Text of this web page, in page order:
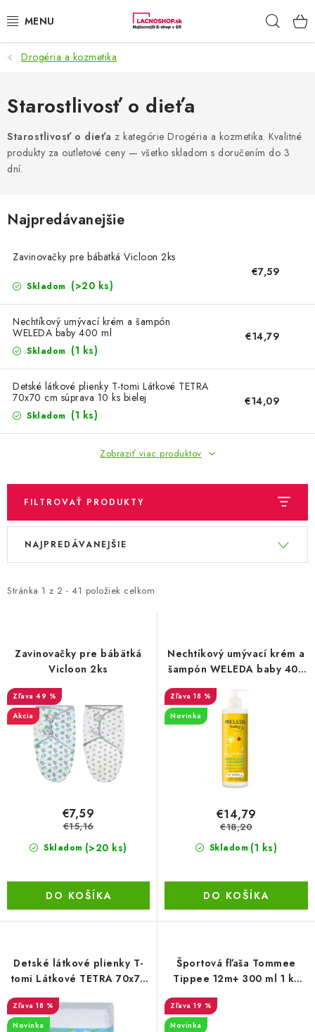
na
NAŠE AKCIE!
NAŠE NOVINKY!
POTRAVINY
DOMÁCNOSŤ
ZÁHRADA
OBLEČENIE A MÓDA
TOTÁLNA LIKVIDÁCIA
CHOVATEĽSKÉ POTREBY
DROGÉRIA A KOZMETIKA
PRE DETI
AUTO-MOTO
K ZALISTOVÁNÍ NEBO VYMAZÁNÍ
BEZ ZÁSOBY, K VYŘAZENÍ (VČ. XD)
DROGERIE A KOSMETIKA
DÍLNA A STAVBA
ZÁBAVA A KNIHY
LETNÝ VÝPREDAJ
LacnoBlog Prečo je tu LACNO?
Kontakty, O nás
Dopravné a Platby
Vratky a Reklamácie
Obchodné podmienky
Ochrana osobných údajov
Drogéria a kozmetika
Starostlivosť o dieťa
Starostlivosť o dieťa z kategórie Drogéria a kozmetika. Kvalitné
produkty za outletové ceny — všetko skladom s doručením do 3
dní.
Najpredávanejšie
Zavinovačky pre bábätká Vicloon 2ks
Skladom (>20 ks)
€7,59
Nechtíkový umývací krém a šampón
WELEDA baby 400 ml
Skladom (1 ks)
€14,79
Detské látkové plienky T-tomi Látkové TETRA
70x70 cm súprava 10 ks bielej
Skladom (1 ks)
€14,09
Zobraziť viac produktov
FILTROVAŤ PRODUKTY
V
i
d
u
k
Stránka 1 z 2 - 41 položiek celkom
R
e
e
r
o
d
NAJPREDÁVANEJŠIE
Zavinovačky pre bábätká
Vicloon 2ks
49 %
Akcia
Skladom (>20 ks)
€7,59
€15,16
DO KOŠÍKA
Nechtíkový umývací krém a
šampón WELEDA baby 400
18 %
Novinka
Skladom (1 ks)
€14,79
€18,20
DO KOŠÍKA
Detské látkové plienky T-
tomi Látkové TETRA 70x70
cm súprava 10 ks bielej
18 %
Novinka
Športová fľaša Tommee
Tippee 12m+ 300 ml 1 ks
fialová/modrá
19 %
Novinka